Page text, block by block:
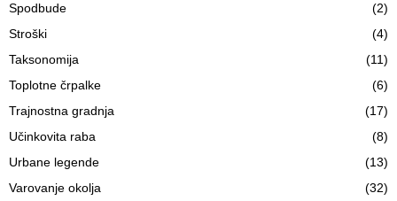
Spodbude
(2)
Stroški
(4)
Taksonomija
(11)
Toplotne črpalke
(6)
Trajnostna gradnja
(17)
Učinkovita raba
(8)
Urbane legende
(13)
Varovanje okolja
(32)